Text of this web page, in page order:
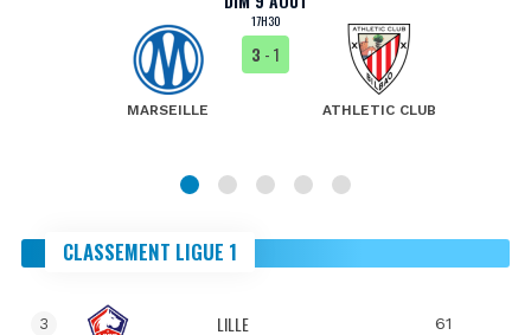
17H30
MARSEILLE
3 - 1
ATHLETIC CLUB
CLASSEMENT LIGUE 1
3 LILLE 61